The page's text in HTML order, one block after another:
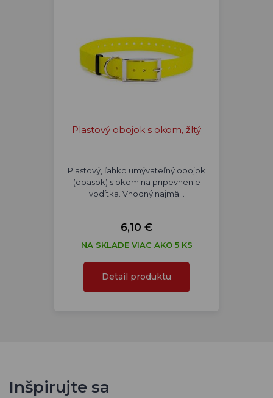
Plastový obojok s okom, žltý
Plastový, ľahko umývateľný obojok
(opasok) s okom na pripevnenie
vodítka. Vhodný najmä…
6,10 €
NA SKLADE VIAC AKO 5 KS
Detail produktu
Inšpirujte sa